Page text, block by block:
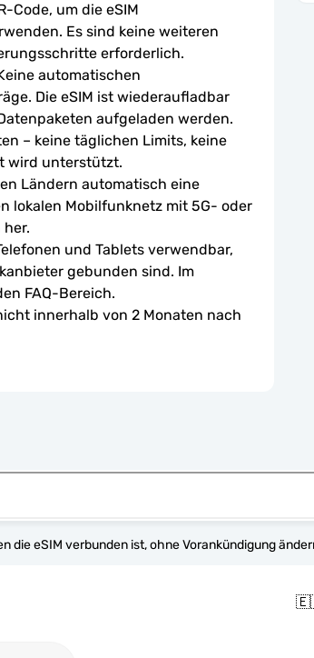
Code, um die eSIM
Es sind keine weiteren
erforderlich.
automatischen
Die eSIM ist wiederaufladbar
aufgeladen werden.
– keine täglichen Limits, keine
wird unterstützt.
Ländern automatisch eine
lokalen Mobilfunknetz mit 5G- oder
und Tablets verwendbar,
gebunden sind. Im
FAQ-Bereich.
innerhalb von 2 Monaten nach
die eSIM verbunden ist, ohne Vorankündigung